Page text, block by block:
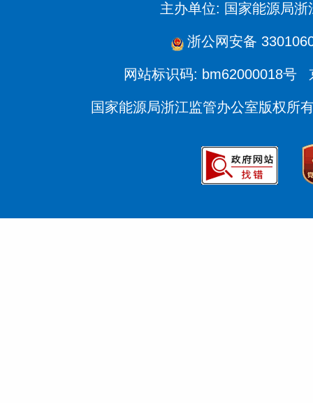
主办单位: 国家能源局浙
浙公网安备
网站标识码: bm62000018号
国家能源局浙江监管办公室版权所